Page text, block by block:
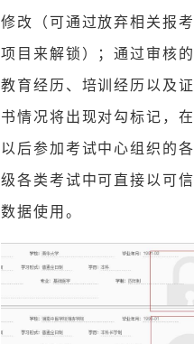
修改（可通过放弃相关报考
项目来解锁）；通过审核的
教育经历、培训经历以及证
书情况将出现对勾标记，在
以后参加考试中心组织的各
级各类考试中可直接以可信
数据使用。